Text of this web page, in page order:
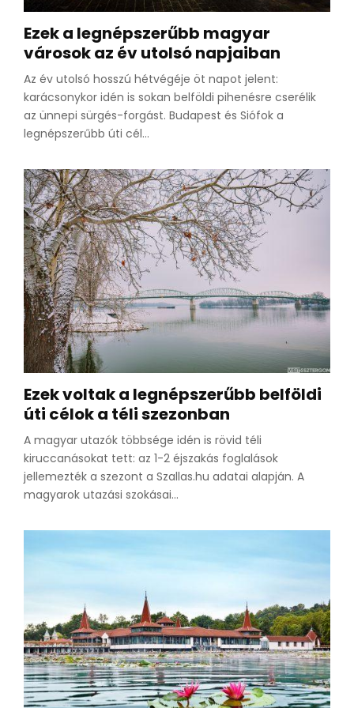
Ezek a legnépszerűbb magyar
városok az év utolsó napjaiban
Az év utolsó hosszú hétvégéje öt napot jelent:
karácsonykor idén is sokan belföldi pihenésre cserélik
az ünnepi sürgés-forgást. Budapest és Siófok a
legnépszerűbb úti cél...
Ezek voltak a legnépszerűbb belföldi
úti célok a téli szezonban
A magyar utazók többsége idén is rövid téli
kiruccanásokat tett: az 1-2 éjszakás foglalások
jellemezték a szezont a Szallas.hu adatai alapján. A
magyarok utazási szokásai...